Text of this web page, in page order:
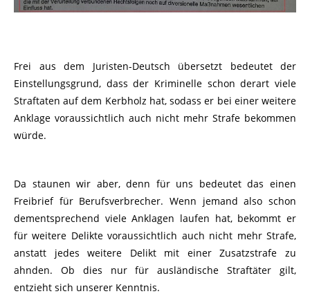
Frei aus dem Juristen-Deutsch übersetzt bedeutet der
Einstellungsgrund, dass der Kriminelle schon derart viele
Straftaten auf dem Kerbholz hat, sodass er bei einer weitere
Anklage voraussichtlich auch nicht mehr Strafe bekommen
würde.
Da staunen wir aber, denn für uns bedeutet das einen
Freibrief für Berufsverbrecher. Wenn jemand also schon
dementsprechend viele Anklagen laufen hat, bekommt er
für weitere Delikte voraussichtlich auch nicht mehr Strafe,
anstatt jedes weitere Delikt mit einer Zusatzstrafe zu
ahnden. Ob dies nur für ausländische Straftäter gilt,
entzieht sich unserer Kenntnis.